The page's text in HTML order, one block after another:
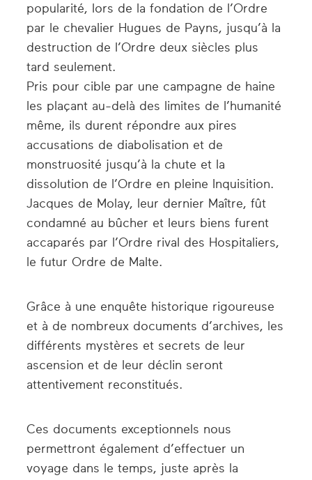
popularité, lors de la fondation de l’Ordre
par le chevalier Hugues de Payns, jusqu’à la
destruction de l’Ordre deux siècles plus
tard seulement.
Pris pour cible par une campagne de haine
les plaçant au-delà des limites de l’humanité
même, ils durent répondre aux pires
accusations de diabolisation et de
monstruosité jusqu’à la chute et la
dissolution de l’Ordre en pleine Inquisition.
Jacques de Molay, leur dernier Maître, fût
condamné au bûcher et leurs biens furent
accaparés par l’Ordre rival des Hospitaliers,
le futur Ordre de Malte.
Grâce à une enquête historique rigoureuse
et à de nombreux documents d’archives, les
différents mystères et secrets de leur
ascension et de leur déclin seront
attentivement reconstitués.
Ces documents exceptionnels nous
permettront également d’effectuer un
voyage dans le temps, juste après la